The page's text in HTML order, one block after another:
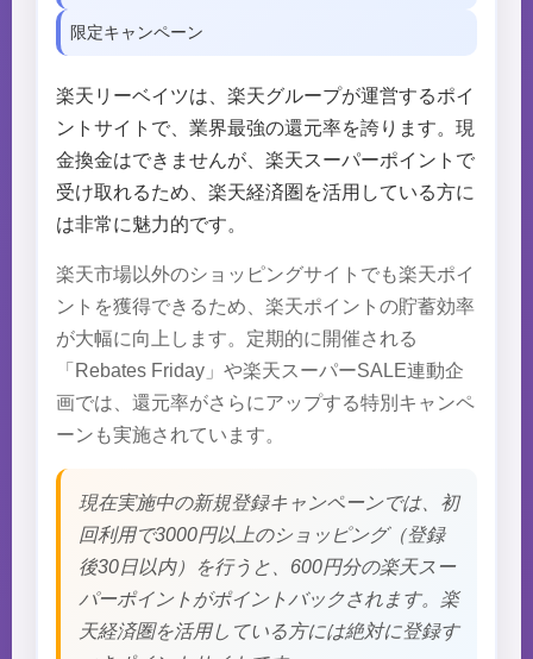
限定キャンペーン
楽天リーベイツは、楽天グループが運営するポイ
ントサイトで、業界最強の還元率を誇ります。現
金換金はできませんが、楽天スーパーポイントで
受け取れるため、楽天経済圏を活用している方に
は非常に魅力的です。
楽天市場以外のショッピングサイトでも楽天ポイ
ントを獲得できるため、楽天ポイントの貯蓄効率
が大幅に向上します。定期的に開催される
「Rebates Friday」や楽天スーパーSALE連動企
画では、還元率がさらにアップする特別キャンペ
ーンも実施されています。
現在実施中の新規登録キャンペーンでは、初
回利用で3000円以上のショッピング（登録
後30日以内）を行うと、600円分の楽天スー
パーポイントがポイントバックされます。楽
天経済圏を活用している方には絶対に登録す